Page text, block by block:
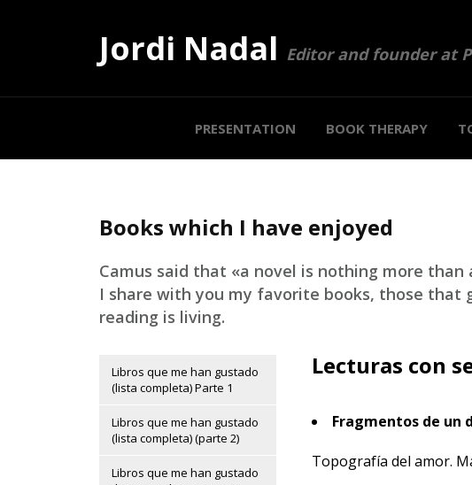
Jordi Nadal Editor and founder at
PRESENTATION BOOK THERAPY
Books which I have enjoyed
Camus said that «a novel is nothing more
I share with you my favorite books, those that
reading is living.
Libros que me han gustado
(lista completa) Parte 1
Libros que me han gustado
(lista completa) (parte 2)
Libros que me han gustado
Lecturas con
Fragmentos de un
Topografía del amor.